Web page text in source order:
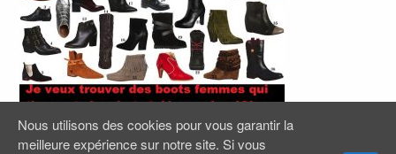
Nous utilisons des cookies pour vous garantir la
meilleure expérience sur notre site. Si vous